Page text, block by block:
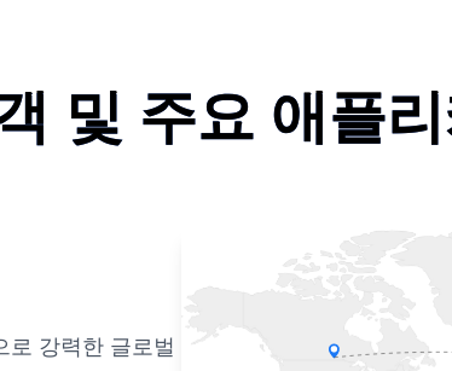
및 주요 애플
로 강력한 글로벌